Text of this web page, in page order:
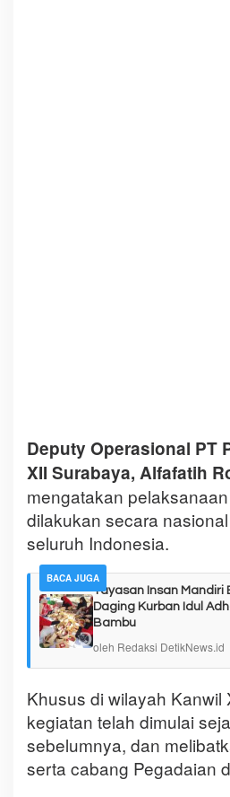
Deputy Operasional PT
XII Surabaya, Alfafatih
mengatakan
dilakukan secara
seluruh Indonesia.
BACA JUGA
Yayasan Insan Mandiri
Daging Kurban Idul
Bambu
oleh Redaksi DetikNews.id
Khusus di wilayah Kanwil
kegiatan telah dimulai
sebelumnya, dan
serta cabang Pegadaian